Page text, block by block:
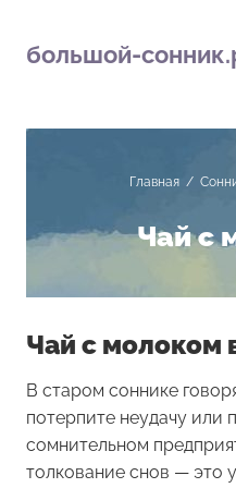
большой-
Главная/
Чай с
Чай с молоком
В старом соннике
потерпите неудачу или
сомнительном
толкование снов — это